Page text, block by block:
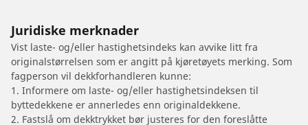
Juridiske merknader
Vist laste- og/eller hastighetsindeks kan avvike litt fra
originalstørrelsen som er angitt på kjøretøyets merking. Som
fagperson vil dekkforhandleren kunne:
1. Informere om laste- og/eller hastighetsindeksen til
byttedekkene er annerledes enn originaldekkene.
2. Fastslå om dekktrykket bør justeres for den foreslåtte